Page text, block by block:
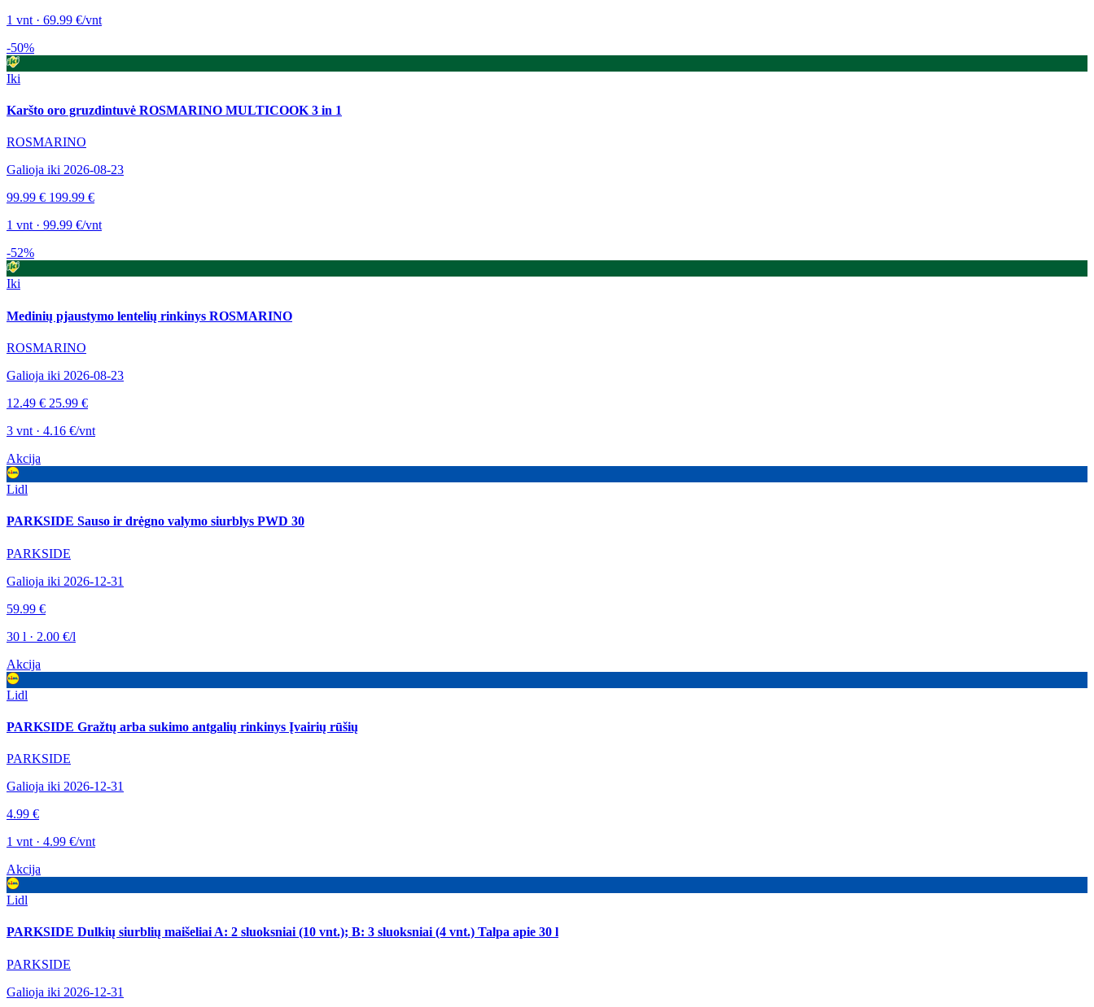
1 vnt · 69.99 €/vnt
-50%
Iki
Karšto oro gruzdintuvė ROSMARINO MULTICOOK 3 in 1
ROSMARINO
Galioja iki 2026-08-23
99.99 € 199.99 €
1 vnt · 99.99 €/vnt
-52%
Iki
Medinių pjaustymo lentelių rinkinys ROSMARINO
ROSMARINO
Galioja iki 2026-08-23
12.49 € 25.99 €
3 vnt · 4.16 €/vnt
Akcija
Lidl
PARKSIDE Sauso ir drėgno valymo siurblys PWD 30
PARKSIDE
Galioja iki 2026-12-31
59.99 €
30 l · 2.00 €/l
Akcija
Lidl
PARKSIDE Gražtų arba sukimo antgalių rinkinys Įvairių rūšių
PARKSIDE
Galioja iki 2026-12-31
4.99 €
1 vnt · 4.99 €/vnt
Akcija
Lidl
PARKSIDE Dulkių siurblių maišeliai A: 2 sluoksniai (10 vnt.); B: 3 sluoksniai (4 vnt.) Talpa apie 30 l
PARKSIDE
Galioja iki 2026-12-31